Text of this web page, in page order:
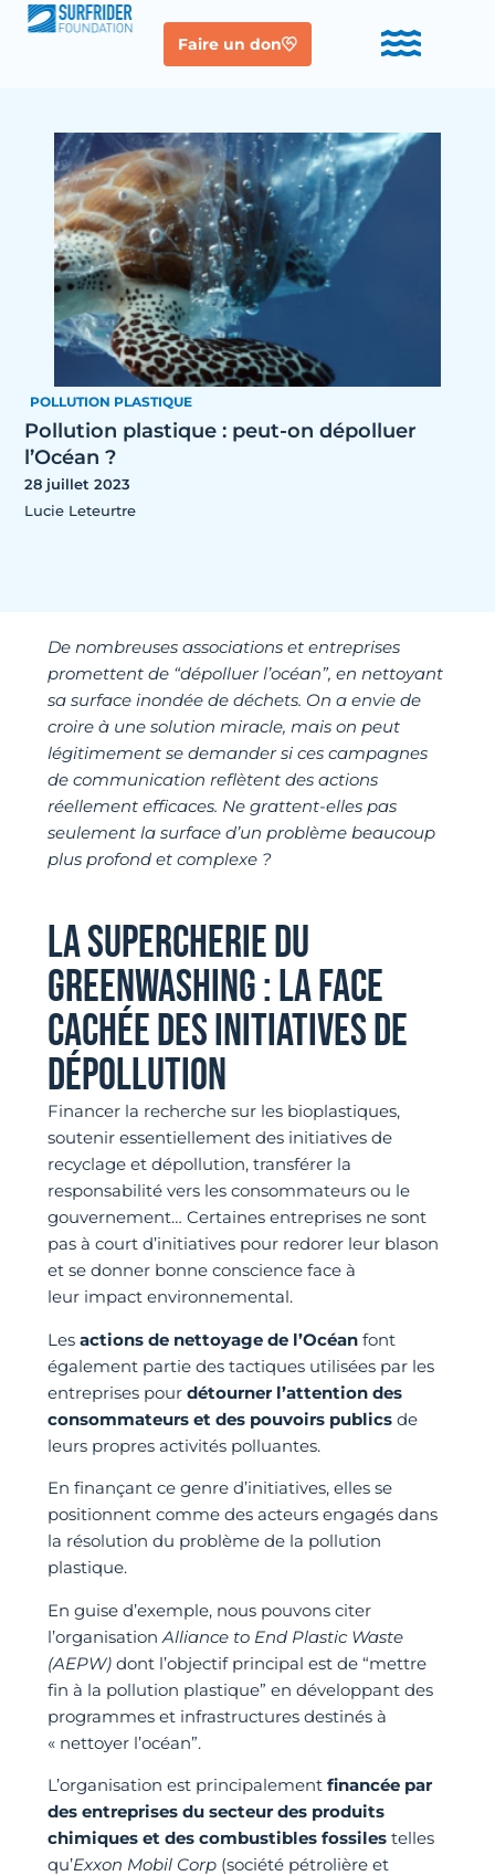
Faire un don
POLLUTION PLASTIQUE
Pollution plastique : peut-on dépolluer
l’Océan ?
28 juillet 2023
Lucie Leteurtre
De nombreuses associations et entreprises
promettent de “dépolluer l’océan”, en nettoyant
sa surface inondée de déchets. On a envie de
croire à une solution miracle, mais on peut
légitimement se demander si ces campagnes
de communication reflètent des actions
réellement efficaces. Ne grattent-elles pas
seulement la surface d’un problème beaucoup
plus profond et complexe ?
LA SUPERCHERIE DU
GREENWASHING : LA FACE
CACHÉE DES INITIATIVES DE
DÉPOLLUTION
Financer la recherche sur les bioplastiques,
soutenir essentiellement des initiatives de
recyclage et dépollution, transférer la
responsabilité vers les consommateurs ou le
gouvernement… Certaines entreprises ne sont
pas à court d’initiatives pour redorer leur blason
et se donner bonne conscience face à
leur impact environnemental.
Les actions de nettoyage de l’Océanfont
également partie des tactiques utilisées par les
entreprises pour détourner l’attention des
consommateurs et des pouvoirs publicsde
leurs propres activités polluantes.
En finançant ce genre d’initiatives, elles se
positionnent comme des acteurs engagés dans
la résolution du problème de la pollution
plastique.
En guise d’exemple, nous pouvons citer
l’organisation Alliance to End Plastic Waste
(AEPW)dont l’objectif principal est de “mettre
fin à la pollution plastique” en développant des
programmes et infrastructures destinés à
« nettoyer l’océan”.
L’organisation est principalement financée par
des entreprises du secteur des produits
chimiques et des combustibles fossilestelles
qu’Exxon Mobil Corp(société pétrolière et